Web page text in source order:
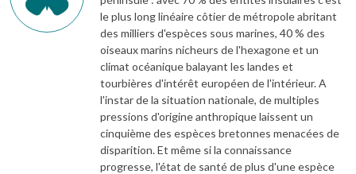
le plus long linéaire côtier de métropole abritant
des milliers d'espèces sous marines, 40 % des
oiseaux marins nicheurs de l'hexagone et un
climat océanique balayant les landes et
tourbières d'intérêt européen de l'intérieur. A
l'instar de la situation nationale, de multiples
pressions d'origine anthropique laissent un
cinquième des espèces bretonnes menacées de
disparition. Et même si la connaissance
progresse, l'état de santé de plus d'une espèce